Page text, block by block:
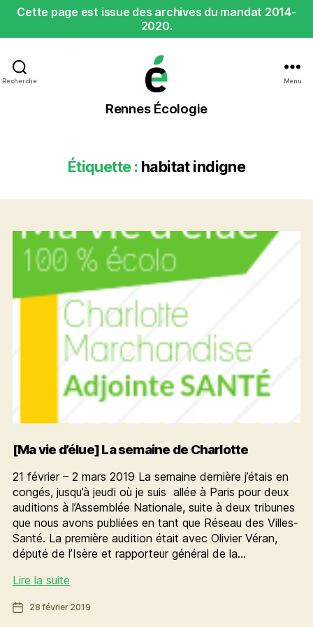
Cette page est issue des archives du mandat 2014-
2020.
Recherche
Rennes
Écologie
Rennes Écologie
Menu
Étiquette : habitat indigne
[Ma vie d’élue] La semaine de Charlotte
21 février – 2 mars 2019 La semaine dernière j’étais en
congés, jusqu’à jeudi où je suis allée à Paris pour deux
auditions à l’Assemblée Nationale, suite à deux tribunes
que nous avons publiées en tant que Réseau des Villes-
Santé. La première audition était avec Olivier Véran,
député de l’Isère et rapporteur général de la…
Lire la suite[Ma
d’élue]
Date28 février 2019